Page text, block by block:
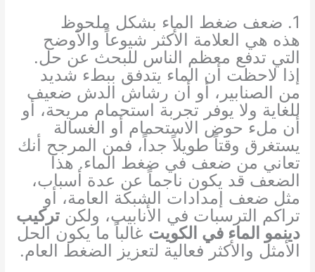
1. ضعف ضغط الماء بشكل ملحوظ
هذه هي العلامة الأكثر شيوعاً والأوضح
التي تدفع معظم الناس للبحث عن حل.
إذا لاحظت أن الماء يتدفق ببطء شديد
من الصنابير، أو أن رشاش الدش ضعيف
للغاية ولا يوفر تجربة استحمام مريحة، أو
أن ملء حوض الاستحمام أو الغسالة
يستغرق وقتاً طويلاً جداً، فمن المرجح أنك
تعاني من ضعف في ضغط الماء. هذا
الضعف قد يكون ناجماً عن عدة أسباب،
مثل ضعف إمدادات الشبكة العامة، أو
تراكم الترسبات في الأنابيب، ولكنتركيب
دينمو الماء في الكويت غالباً ما يكون الحل
الأمثل والأكثر فعالية لتعزيز الضغط العام.